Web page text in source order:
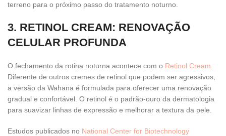
terreno para o próximo passo do tratamento noturno.
3. RETINOL CREAM: RENOVAÇÃO
CELULAR PROFUNDA
O fechamento da rotina noturna acontece com o Retinol Cream
Diferente de outros cremes de retinol que podem ser agressivos,
a versão da Wahana é formulada para oferecer uma renovação
gradual e confortável. O retinol é o padrão-ouro da dermatologia
para suavizar linhas de expressão e melhorar a textura da pele.
Estudos publicados no National Center for Biotechnology